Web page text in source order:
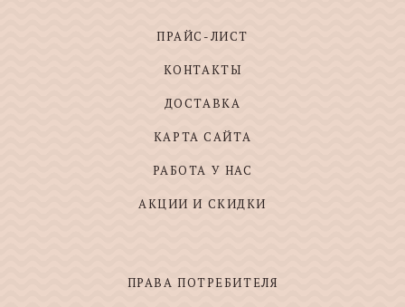
ПРАЙС-ЛИСТ
КОНТАКТЫ
ДОСТАВКА
КАРТА САЙТА
РАБОТА У НАС
АКЦИИ И СКИДКИ
ПРАВА ПОТРЕБИТЕЛЯ